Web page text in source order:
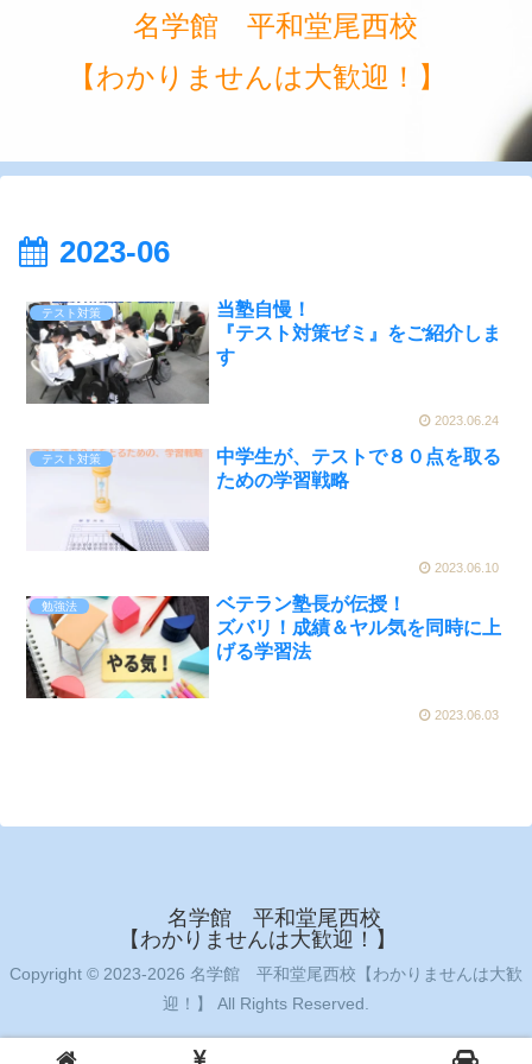
名学館 平和堂尾西校
【わかりませんは大歓迎！】
2023-06
テスト対策
当塾自慢！
『テスト対策ゼミ』をご紹介しま
す
2023.06.24
テスト対策
中学生が、テストで８０点を取る
ための学習戦略
2023.06.10
勉強法
ベテラン塾長が伝授！
ズバリ！成績＆ヤル気を同時に上
げる学習法
2023.06.03
名学館 平和堂尾西校
【わかりませんは大歓迎！】
Copyright © 2023-2026 名学館 平和堂尾西校【わかりませんは大歓
迎！】 All Rights Reserved.